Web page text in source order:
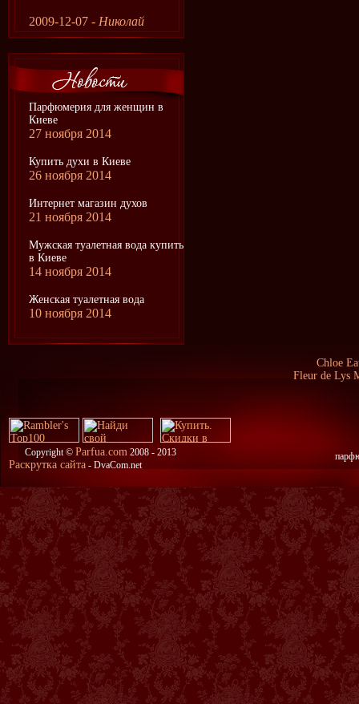
2009-12-07 - Николай
Парфюмерия для женщин в
Киеве
27 ноября 2014
Купить духи в Киеве
26 ноября 2014
Интернет магазин духов
21 ноября 2014
Мужская туалетная вода купить
в Киеве
14 ноября 2014
Женская туалетная вода
10 ноября 2014
Chloe
Fleur de Lys
Copyright © Parfua.com 2008 - 2013
Раскрутка сайта - DvaCom.net